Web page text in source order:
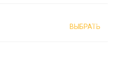
ВЫБРАТЬ